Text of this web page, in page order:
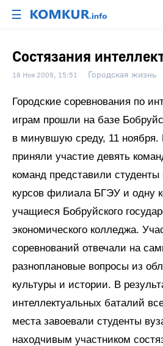
☰
Состязания
18 Ноя 2009, 15:51 Городская жизнь
Городские соревнования по
играм прошли на базе
в минувшую среду, 11 ноября.
приняли участие девять
команд представили студенты
курсов филиала БГЭУ и одну
учащиеся Бобруйского
экономического колледжа.
соревнований отвечали на
разноплановые вопросы из
культуры и истории. В
интеллектуальных баталий
места завоевали студенты
находчивым участником